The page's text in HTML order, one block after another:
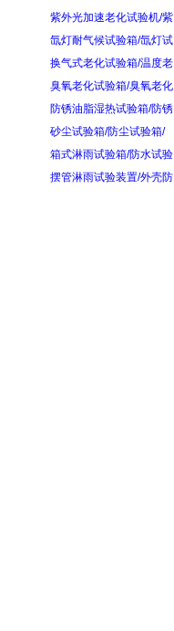
紫外光加速老化试验机/紫
氙灯耐气候试验箱/氙灯试
换气式老化试验箱/温度老
臭氧老化试验箱/臭氧老化
防锈油脂湿热试验箱/防锈
砂尘试验箱/防尘试验箱/
箱式淋雨试验箱/防水试验
摆管淋雨试验装置/外壳防